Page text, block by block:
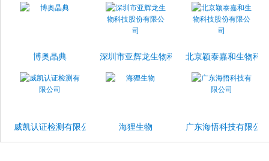
博奥晶典 深圳市亚辉龙生物科技股份有限公司
北京颖泰嘉和生物科
威凯认证检测有限公司 海狸生物 广东海悟科技有限公司